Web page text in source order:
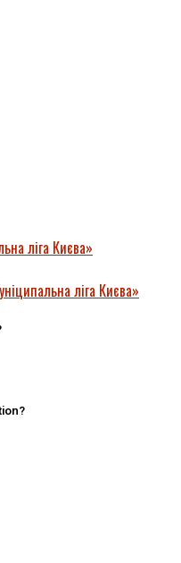
ліга Києва»
ліга Києва»